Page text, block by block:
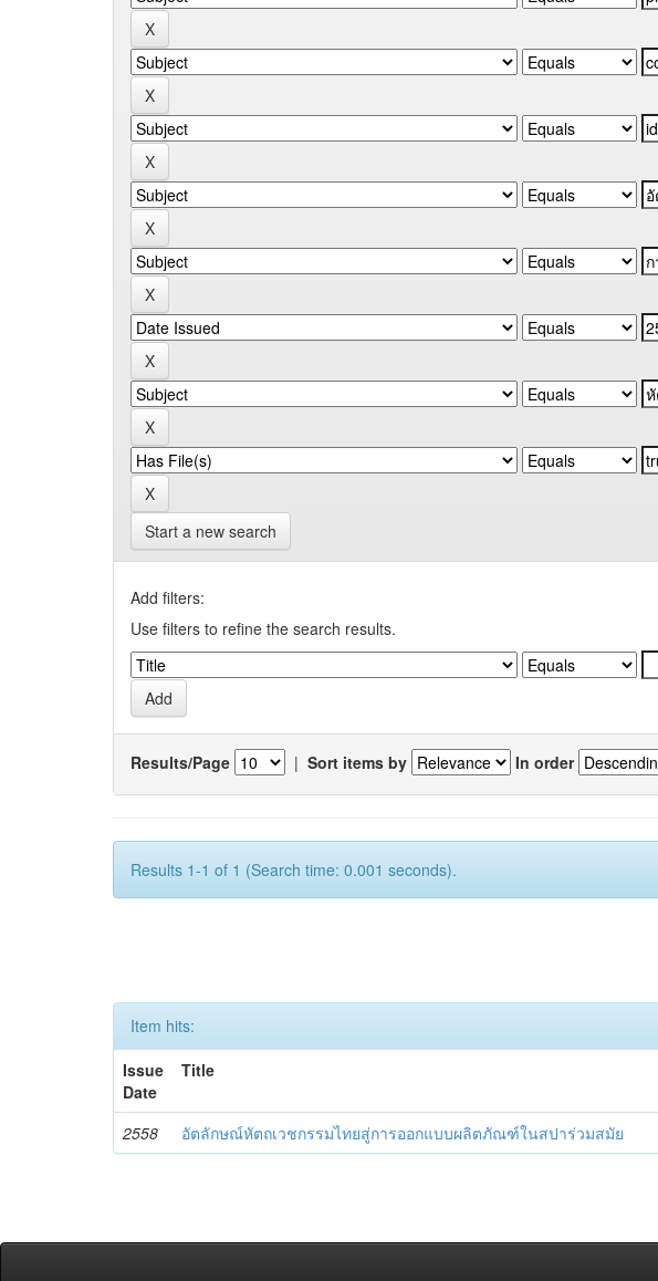
Start a new search
Add filters:
Use filters to refine the search results.
Results/Page | Sort items by In order
Results 1-1 of 1 (Search time: 0.001 seconds).
Item hits:
Issue
Date
Title
2558 อัตลักษณ์หัตถเวชกรรมไทยสู่การออกแบบผลิตภัณฑ์ในสปาร่วมสมัย